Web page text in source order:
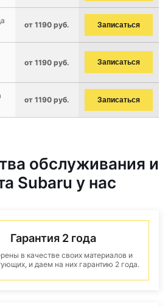
от 1190 руб. Записаться
от 1190 руб. Записаться
от 1190 руб. Записаться
обслуживания и
Subaru у нас
Гарантия 2 года
в качестве своих материалов и
и даем на них гарантию 2 года.